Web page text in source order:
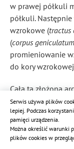
w prawej półkuli
półkuli.
wzrokowe (tractus
(corpus
promieniowanie
do kory
Cała ta złożona
ciało szkliste,
mózgową — musi
aby zapewnić
element tego
Serwis używa plików
lepiej. Podczas
pamięci urządzenia.
Można określić warunki
plików cookies w